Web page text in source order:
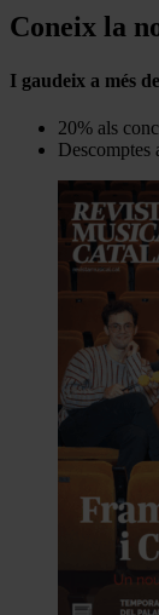
Coneix la
I gaudeix a més
20% als
Descomptes